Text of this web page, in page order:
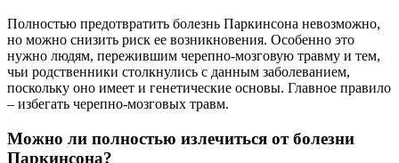
Полностью предотвратить болезнь Паркинсона невозможно,
но можно снизить риск ее возникновения. Особенно это
нужно людям, пережившим черепно-мозговую травму и тем,
чьи родственники столкнулись с данным заболеванием,
поскольку оно имеет и генетические основы. Главное правило
– избегать черепно-мозговых травм.
Можно ли полностью излечиться от болезни
Паркинсона?